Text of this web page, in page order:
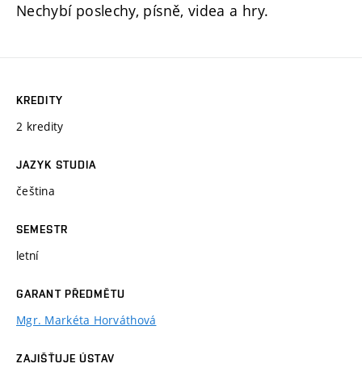
Nechybí poslechy, písně, videa a hry.
KREDITY
2 kredity
JAZYK STUDIA
čeština
SEMESTR
letní
GARANT PŘEDMĚTU
Mgr. Markéta Horváthová
ZAJIŠŤUJE ÚSTAV